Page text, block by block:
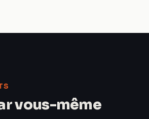
vous-même